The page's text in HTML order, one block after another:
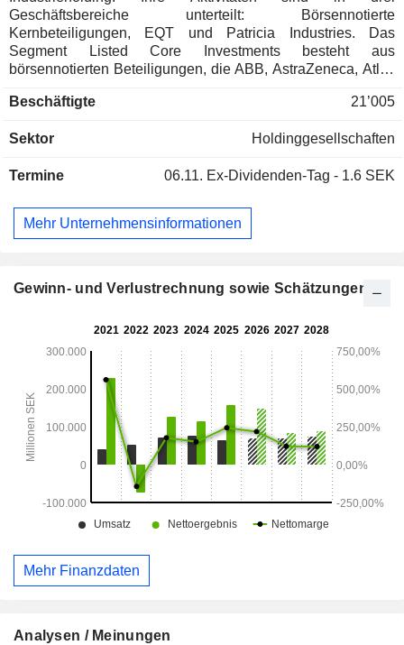
Geschäftsbereiche unterteilt: Börsennotierte
Kernbeteiligungen, EQT und Patricia Industries. Das
Segment Listed Core Investments besteht aus
börsennotierten Beteiligungen, die ABB, AstraZeneca, Atlas
SEB, Sobi und Wartsila umfassen. Das Segment EQT
Gesellschaft. Das Segment Patricia Industries umfasst die
und das ehemalige IGC-Portfolio sowie alle anderen
Handelsportfolio des Unternehmens. Zu den
hundertprozentigen Tochtergesellschaften gehören Aleris,
Beschäftigte 21’005
Sektor Holdinggesellschaften
Termine 06.11. Ex-Dividenden-Tag - 1.6 SEK
Mehr Unternehmensinformationen
Gewinn- und Verlustrechnung sowie Schätzungen
Mehr Finanzdaten
Analysen / Meinungen